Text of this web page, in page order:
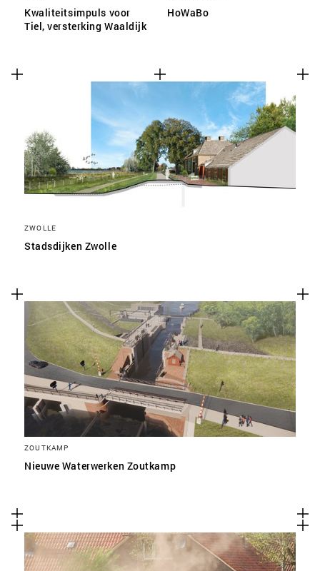
Kwaliteitsimpuls voor
Tiel, versterking Waaldijk
HoWaBo
ZWOLLE
Stadsdijken Zwolle
ZOUTKAMP
Nieuwe Waterwerken Zoutkamp